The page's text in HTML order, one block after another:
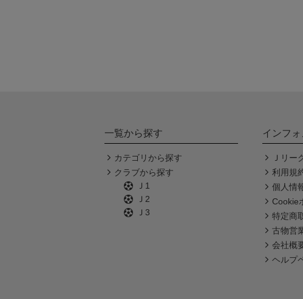
一覧から探す
カテゴリから探す
クラブから探す
Ｊ1
Ｊ2
Ｊ3
インフ
Ｊリー
利用規
個人情
Cookie
特定商
古物営
会社概
ヘルプ